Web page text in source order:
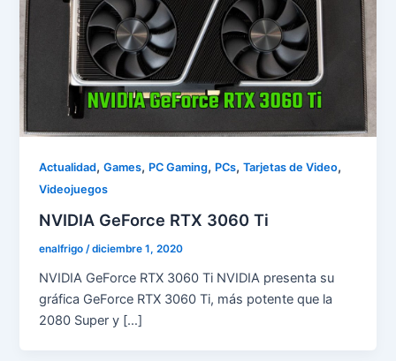
Actualidad,Games, PC Gaming, PCs,Tarjetas de Video,
Videojuegos
NVIDIA GeForce RTX 3060 Ti
enalfrigo/diciembre 1, 2020
NVIDIA GeForce RTX 3060 Ti NVIDIA presenta su
gráfica GeForce RTX 3060 Ti, más potente que la
2080 Super y […]